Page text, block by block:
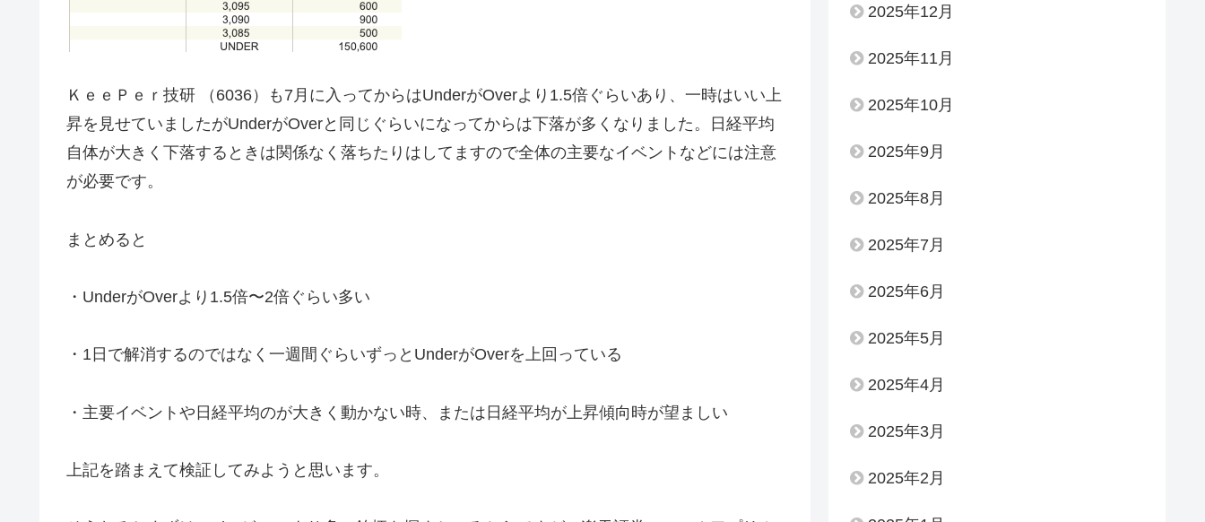
ＫｅｅＰｅｒ技研 （6036）も7月に入ってからはUnderがOverより1.5倍ぐらいあり、一時はいい上
昇を見せていましたがUnderがOverと同じぐらいになってからは下落が多くなりました。日経平均
自体が大きく下落するときは関係なく落ちたりはしてますので全体の主要なイベントなどには注意
が必要です。
まとめると
・UnderがOverより1.5倍〜2倍ぐらい多い
・1日で解消するのではなく一週間ぐらいずっとUnderがOverを上回っている
・主要イベントや日経平均のが大きく動かない時、または日経平均が上昇傾向時が望ましい
上記を踏まえて検証してみようと思います。
2025年12月
2025年11月
2025年10月
2025年9月
2025年8月
2025年7月
2025年6月
2025年5月
2025年4月
2025年3月
2025年2月